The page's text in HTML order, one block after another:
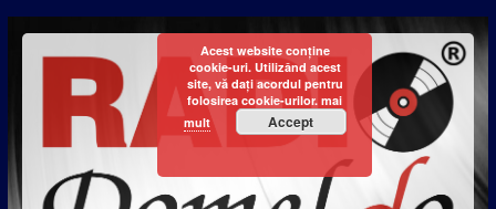
Acest website conține
cookie-uri. Utilizând acest
site, vă dați acordul pentru
folosirea cookie-urilor. mai
mult
Accept